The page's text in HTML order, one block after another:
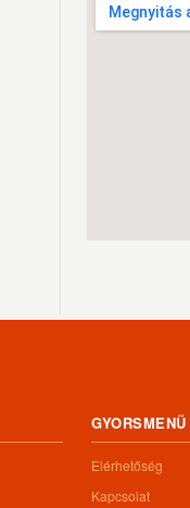
GYORSMENÜ
Elérhetőség
Kapcsolat